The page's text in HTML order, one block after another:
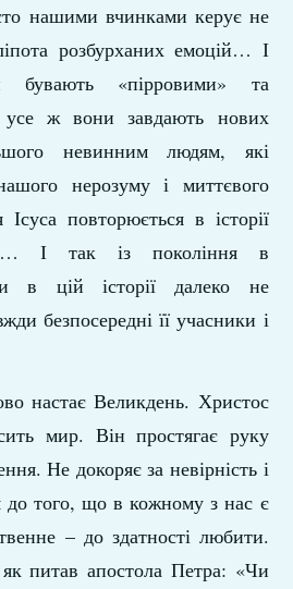
нашими вчинками керує не
розбурханих емоцій… І
бувають «пірровими» та
усе ж вони завдають нових
невинним людям, які
нерозуму і миттєвого
Ісуса повторюється в історії
І так із покоління в
в цій історії далеко не
безпосередні її учасники і
настає Великдень. Христос
мир. Він простягає руку
Не докоряє за невірність і
до того, що в кожному з нас є
– до здатності любити.
питав апостола Петра: «Чи